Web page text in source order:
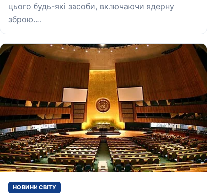
цього будь-які засоби, включаючи ядерну
зброю.…
НОВИНИ СВІТУ